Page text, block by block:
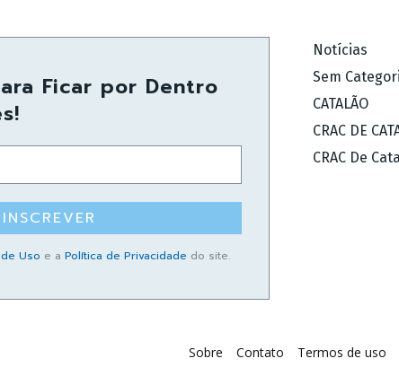
Ficar por Dentro
INSCREVER
Uso e aPolítica de Privacidade do site.
Notícias
Sem
CATALÃO
CRAC DE
CRAC De
Sobre Contato Termos de uso